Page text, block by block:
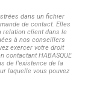
dans un fichier
de contact. Elles
relation client dans le
à nos conseillers
exercer votre droit
contactant HABASQUE
de l'existence de la
laquelle vous pouvez